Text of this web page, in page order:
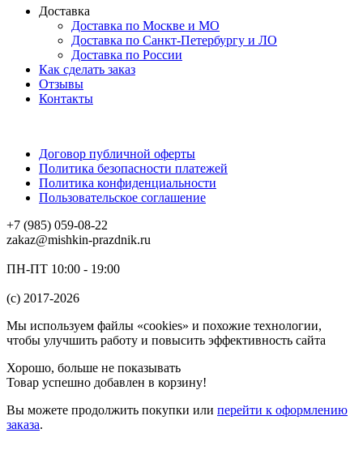
Доставка
Доставка по Москве и МО
Доставка по Санкт-Петербургу и ЛО
Доставка по России
Как сделать заказ
Отзывы
Контакты
Договор публичной оферты
Политика безопасности платежей
Политика конфиденциальности
Пользовательское соглашение
+7 (985) 059-08-22
zakaz@mishkin-prazdnik.ru
ПН-ПТ 10:00 - 19:00
(c) 2017-2026
Мы используем файлы «cookies» и похожие технологии,
чтобы улучшить работу и повысить эффективность сайта
Хорошо, больше не показывать
Товар успешно добавлен в корзину!
Вы можете продолжить покупки или перейти к оформлению
заказа.